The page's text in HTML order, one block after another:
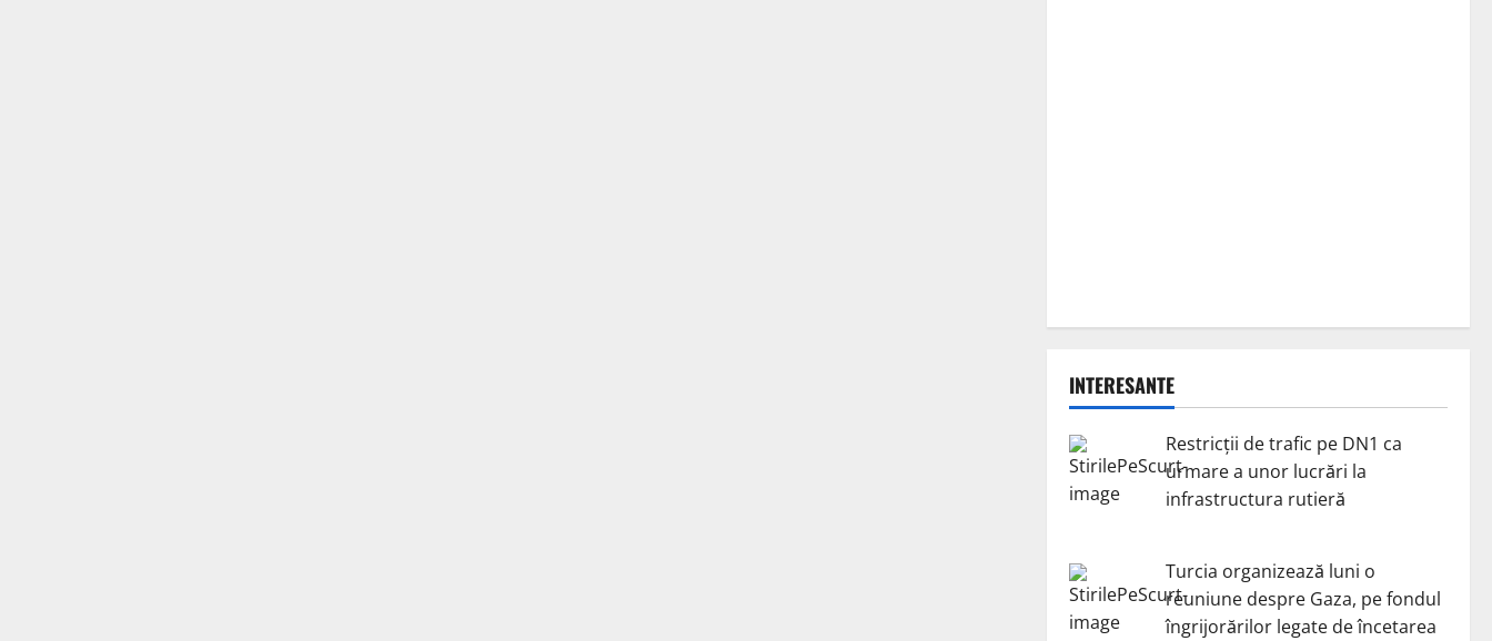
INTERESANTE
Restricții de trafic pe DN1 ca
urmare a unor lucrări la
infrastructura rutieră
Turcia organizează luni o
reuniune despre Gaza, pe fondul
îngrijorărilor legate de încetarea